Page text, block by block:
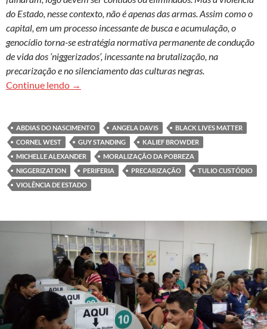
do Estado, nesse contexto, não é apenas das armas. Assim como o
capital, em um processo incessante de busca e acumulação, o
genocídio torna-se estratégia normativa permanente de condução
de vida dos ‘niggerizados’, incessante na brutalização, na
precarização e no silenciamento das culturas negras.
Continue lendo A violência de Estado nas periferias: genocídio
→
ABDIAS DO NASCIMENTO ANGELA DAVIS
BLACK LIVES MATTER
CORNEL WEST
GUY STANDING
KALIEF BROWDER
MICHELLE ALEXANDER
MORALIZAÇÃO DA POBREZA
NIGGERIZATION
PERIFERIA PRECARIZAÇÃO
TULIO CUSTÓDIO
VIOLÊNCIA DE ESTADO